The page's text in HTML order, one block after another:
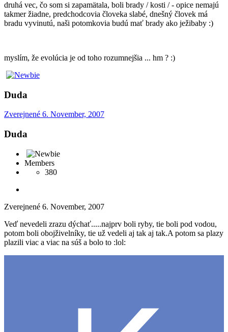
druhá vec, čo som si zapamätala, boli brady / kosti / - opice nemajú
takmer žiadne, predchodcovia človeka slabé, dnešný človek má
bradu vyvinutú, naši potomkovia budú mať brady ako ježibaby :)
myslím, že evolúcia je od toho rozumnejšia ... hm ? :)
Duda
Zverejnené 6. November, 2007
Duda
Members
380
Zverejnené 6. November, 2007
Veď nevedeli zrazu dýchať.....najprv boli ryby, tie boli pod vodou,
potom boli obojživelníky, tie už vedeli aj tak aj tak.A potom sa plazy
plazili viac a viac na súš a bolo to :lol: